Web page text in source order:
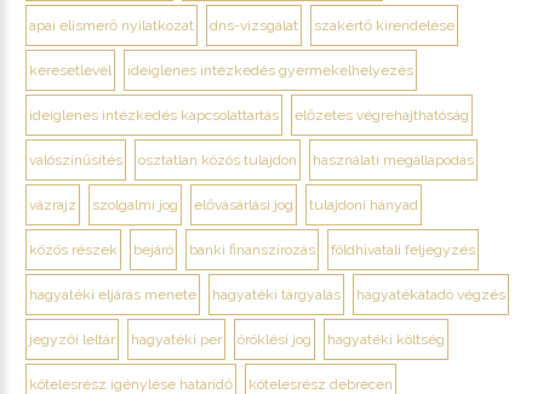
apai elismerő nyilatkozat dns-vizsgálat szakértő kirendelése
keresetlevél ideiglenes intézkedés gyermekelhelyezés
ideiglenes intézkedés kapcsolattartás előzetes végrehajthatóság
valószínűsítés osztatlan közös tulajdon használati megállapodás
vázrajz szolgalmi jog elővásárlási jog tulajdoni hányad
közös részek bejáró banki finanszírozás földhivatali feljegyzés
hagyatéki eljárás menete hagyatéki tárgyalás hagyatékátadó végzés
jegyzői leltár hagyatéki per öröklési jog hagyatéki költség
kötelesrész igénylése határidő kötelesrész debrecen